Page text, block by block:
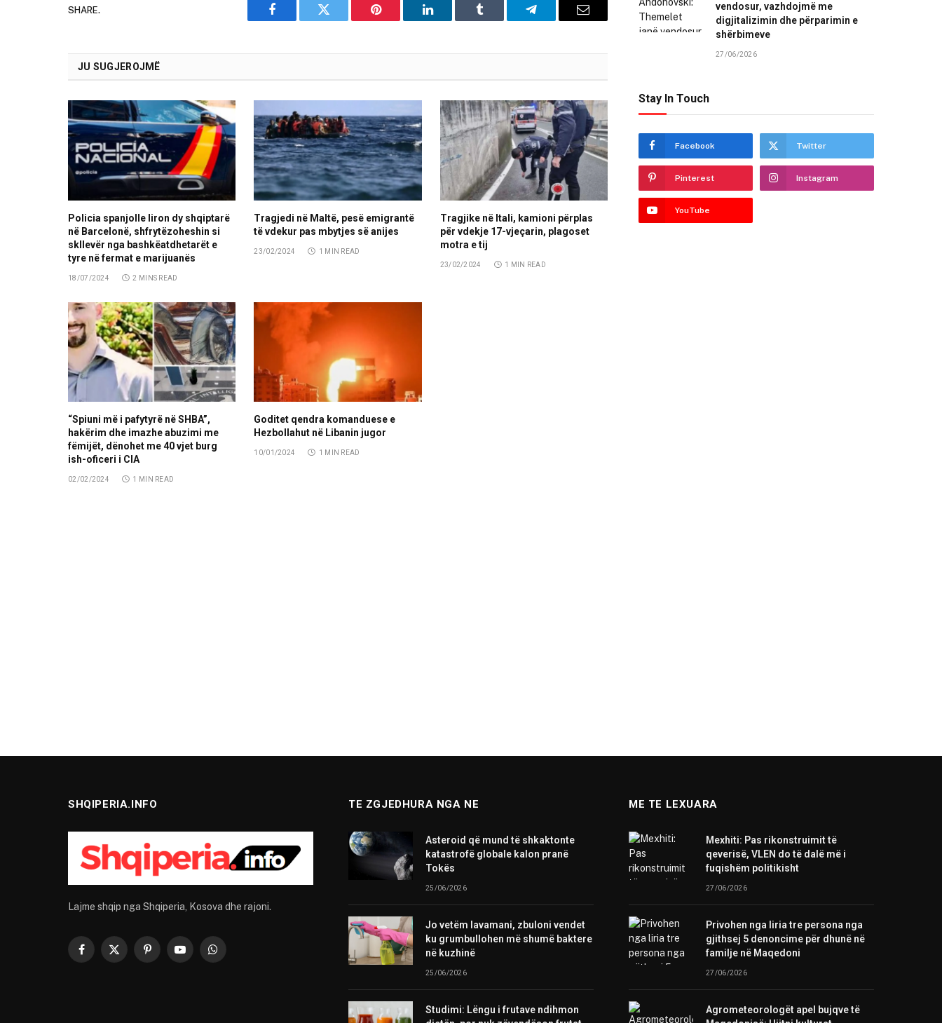
SHARE.
Facebook Twitter Pinterest LinkedIn Tumblr Telegram Email
JU SUGJEROJMË
Policia spanjolle liron dy shqiptarë
në Barcelonë, shfrytëzoheshin si
skllevër nga bashkëatdhetarët e
tyre në fermat e marijuanës
18/07/2024 2 MINS READ
Tragjedi në Maltë, pesë emigrantë
të vdekur pas mbytjes së anijes
23/02/2024 1 MIN READ
Tragjike në Itali, kamioni përplas
për vdekje 17-vjeçarin, plagoset
motra e tij
23/02/2024 1 MIN READ
“Spiuni më i pafytyrë në SHBA”,
hakërim dhe imazhe abuzimi me
fëmijët, dënohet me 40 vjet burg
ish-oficeri i CIA
02/02/2024 1 MIN READ
Goditet qendra komanduese e
Hezbollahut në Libanin jugor
10/01/2024 1 MIN READ
vendosur, vazhdojmë me
digjitalizimin dhe përparimin e
shërbimeve
27/06/2026
Stay In Touch
Facebook Twitter
Pinterest Instagram
YouTube
SHQIPERIA.INFO
Lajme shqip nga Shqiperia, Kosova dhe rajoni.
Facebook
X
PinterestYouTubeWhatsApp
TE ZGJEDHURA NGA NE
Asteroid që mund të shkaktonte
katastrofë globale kalon pranë
Tokës
25/06/2026
Jo vetëm lavamani, zbuloni vendet
ku grumbullohen më shumë baktere
në kuzhinë
25/06/2026
Studimi: Lëngu i frutave ndihmon
ME TE LEXUARA
Mexhiti: Pas rikonstruimit të
qeverisë, VLEN do të dalë më i
fuqishëm politikisht
27/06/2026
Privohen nga liria tre persona nga
gjithsej 5 denoncime për dhunë në
familje në Maqedoni
27/06/2026
Agrometeorologët apel bujqve të